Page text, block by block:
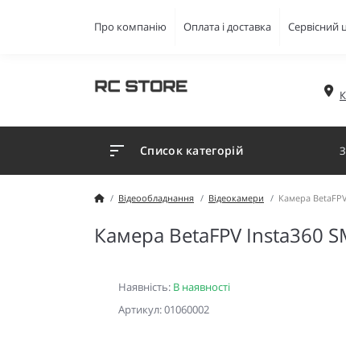
Про компанію Оплата і доставка Сервісний
Список категорій
Відеообладнання Відеокамери Камера
Камера BetaFPV Insta360
Наявність: В наявності
Артикул: 01060002